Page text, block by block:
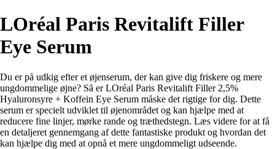
LOréal Paris Revitalift Filler
Eye Serum
Du er på udkig efter et øjenserum, der kan give dig friskere og mere
ungdommelige øjne? Så er LOréal Paris Revitalift Filler 2,5%
Hyaluronsyre + Koffein Eye Serum måske det rigtige for dig. Dette
serum er specielt udviklet til øjenområdet og kan hjælpe med at
reducere fine linjer, mørke rande og træthedstegn. Læs videre for at få
en detaljeret gennemgang af dette fantastiske produkt og hvordan det
kan hjælpe dig med at opnå et mere ungdommeligt udseende.